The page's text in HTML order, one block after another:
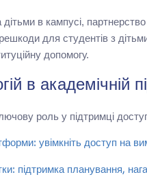
в кампусі,
для студентів з
допомогу.
в академічній
роль у підтримці
увімкніть доступ на
підтримка планування,